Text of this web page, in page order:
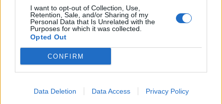
I want to opt-out of Collection, Use,
Retention, Sale, and/or Sharing of my
Personal Data that Is Unrelated with the
Purposes for which it was collected.
Opted Out
CONFIRM
Data Deletion Data Access Privacy Policy
Emarèse (5)